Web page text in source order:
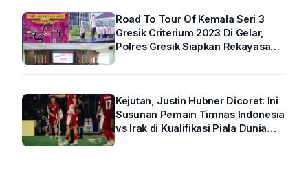
Road To Tour Of Kemala Seri 3
Gresik Criterium 2023 Di Gelar,
Polres Gresik Siapkan Rekayasa
Kejutan, Justin Hubner Dicoret: Ini
Susunan Pemain Timnas Indonesia
vs Irak di Kualifikasi Piala Dunia